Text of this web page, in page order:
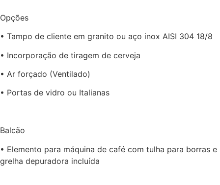
Opções
• Tampo de cliente em granito ou aço inox AISI 304 18/8
• Incorporação de tiragem de cerveja
• Ar forçado (Ventilado)
• Portas de vidro ou Italianas
Balcão
• Elemento para máquina de café com tulha para borras e
grelha depuradora incluída